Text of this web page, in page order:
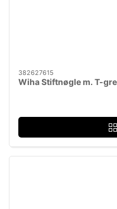
382627615
Wiha Stiftnøgle m. T-